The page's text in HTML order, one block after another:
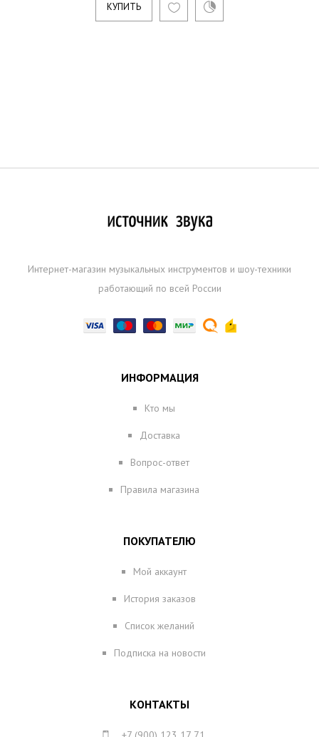
КУПИТЬ
Интернет-магазин музыкальных инструментов и шоу-техники
работающий по всей России
ИНФОРМАЦИЯ
Кто мы
Доставка
Вопрос-ответ
Правила магазина
ПОКУПАТЕЛЮ
Мой аккаунт
История заказов
Список желаний
Подписка на новости
КОНТАКТЫ